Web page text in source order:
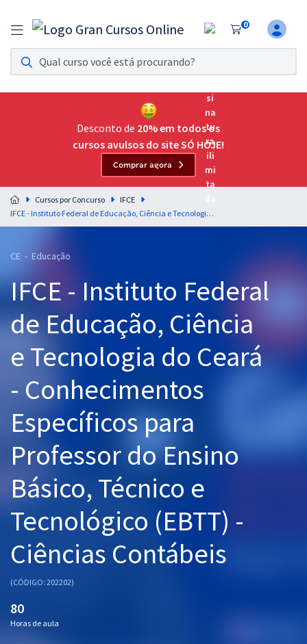
0
Assinatura Ilimitada 11
Acesso a todos os cursos. Teste grátis por 7 dias!
Assinatura OAB Até Passar
Acesso ilimitado a toda preparação para o Exame da
Residências Multiprofissionais
Preparação completa e intensiva para as principais
residências em saúde do Brasil
Cursos 20% OFF
Pós
Graduação
OAB
Questões grátis
Conteúdo gratuito
Aprovados
Desconto de 20% em todos os
cursos avulsos do site SÓ HOJE!
Comprar agora
Cursos por Concurso
IFCE
IFCE - Instituto Federal de Educação, Ciência e Tecnologia do Ceará - Conhecimentos Específicos para Professor do Ensino Básico, Técnico e Tecnológico (EBTT) - Ciências Contábeis
CE - Educação
IFCE - Instituto Federal
de Educação, Ciência
e Tecnologia do Ceará
- Conhecimentos
Específicos para
Professor do Ensino
Básico, Técnico e
Tecnológico (EBTT) -
Ciências Contábeis
(CÓDIGO: 202202)
80
Horas de aula